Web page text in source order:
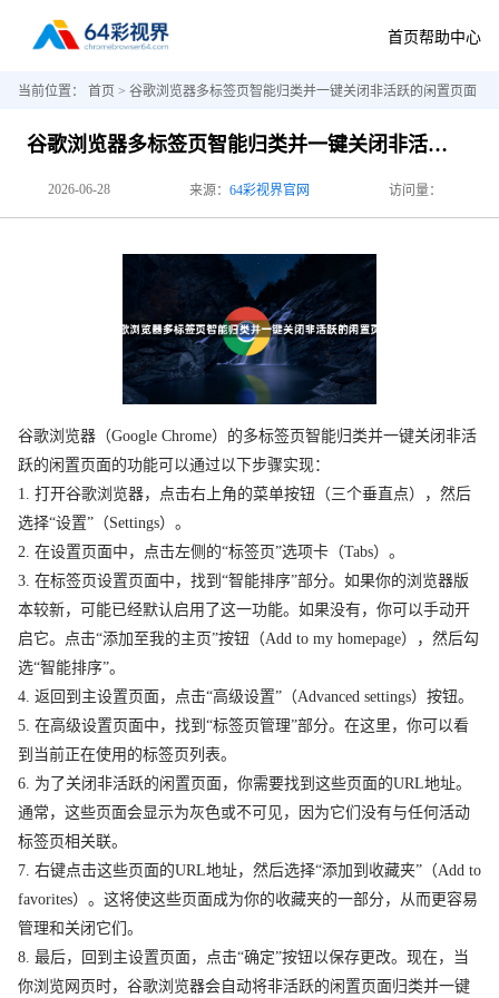
首页帮助中心
当前位置： 首页 > 谷歌浏览器多标签页智能归类并一键关闭非活跃的闲置页面
谷歌浏览器多标签页智能归类并一键关闭非活跃的闲置页面
2026-06-28 来源： 64彩视界官网 访问量：
谷歌浏览器（Google Chrome）的多标签页智能归类并一键关闭非活
跃的闲置页面的功能可以通过以下步骤实现：
1. 打开谷歌浏览器，点击右上角的菜单按钮（三个垂直点），然后
选择“设置”（Settings）。
2. 在设置页面中，点击左侧的“标签页”选项卡（Tabs）。
3. 在标签页设置页面中，找到“智能排序”部分。如果你的浏览器版
本较新，可能已经默认启用了这一功能。如果没有，你可以手动开
启它。点击“添加至我的主页”按钮（Add to my homepage），然后勾
选“智能排序”。
4. 返回到主设置页面，点击“高级设置”（Advanced settings）按钮。
5. 在高级设置页面中，找到“标签页管理”部分。在这里，你可以看
到当前正在使用的标签页列表。
6. 为了关闭非活跃的闲置页面，你需要找到这些页面的URL地址。
通常，这些页面会显示为灰色或不可见，因为它们没有与任何活动
标签页相关联。
7. 右键点击这些页面的URL地址，然后选择“添加到收藏夹”（Add to
favorites）。这将使这些页面成为你的收藏夹的一部分，从而更容易
管理和关闭它们。
8. 最后，回到主设置页面，点击“确定”按钮以保存更改。现在，当
你浏览网页时，谷歌浏览器会自动将非活跃的闲置页面归类并一键